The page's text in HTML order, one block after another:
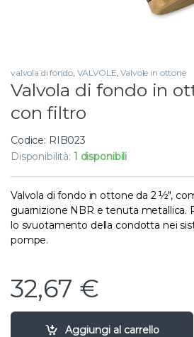
valvola di fondo, VALVOLE,Valvole in ottone
Valvola di fondo in
con filtro
Codice: RIB023
Disponibilità: 1 disponibili
Valvola di fondo in ottone da 2 ½″,
guarnizione NBR e tenuta metallica.
lo svuotamento della condotta nei
pompe.
32,67 €
Aggiungi al carrello